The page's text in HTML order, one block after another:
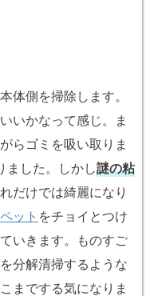
体側を掃除します。
いかなって感じ。ま
らゴミを吸い取りま
ました。しかし謎の粘
だけでは綺麗になり
ット をチョイとつけ
いきます。ものすご
分解清掃するような
までする気になりま